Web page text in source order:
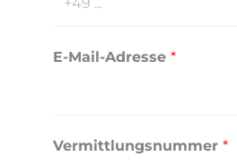
s
E-Mail-Adresse*
Vermittlungsnummer*